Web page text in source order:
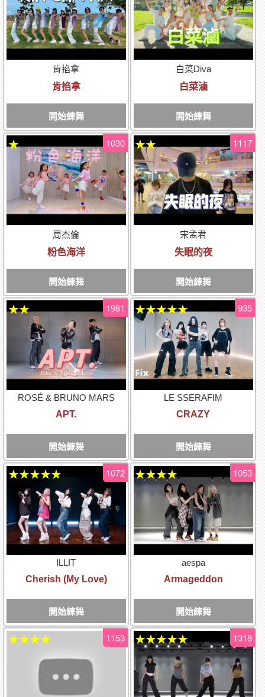
肯掐拿
肯掐拿
開始練舞
白菜Diva
白菜滷
開始練舞
周杰倫
粉色海洋
開始練舞
1030
★
宋孟君
失眠的夜
開始練舞
1117
★★
ROSÉ & BRUNO MARS
APT.
開始練舞
1981
★★
LE SSERAFIM
CRAZY
開始練舞
935
★★★★★
ILLIT
Cherish (My Love)
開始練舞
1072
★★★★★
aespa
Armageddon
開始練舞
1053
★★★★
1153
★★★★ 1318
★★★★★